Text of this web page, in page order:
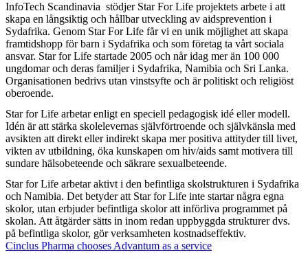
InfoTech Scandinavia stödjer Star For Life projektets arbete i att
skapa en långsiktig och hållbar utveckling av aidsprevention i
Sydafrika. Genom Star For Life får vi en unik möjlighet att skapa
framtidshopp för barn i Sydafrika och som företag ta vårt sociala
ansvar. Star for Life startade 2005 och når idag mer än 100 000
ungdomar och deras familjer i Sydafrika, Namibia och Sri Lanka.
Organisationen bedrivs utan vinstsyfte och är politiskt och religiöst
oberoende.
Star for Life arbetar enligt en speciell pedagogisk idé eller modell.
Idén är att stärka skolelevernas självförtroende och självkänsla med
avsikten att direkt eller indirekt skapa mer positiva attityder till livet,
vikten av utbildning, öka kunskapen om hiv/aids samt motivera till
sundare hälsobeteende och säkrare sexualbeteende.
Star for Life arbetar aktivt i den befintliga skolstrukturen i Sydafrika
och Namibia. Det betyder att Star for Life inte startar några egna
skolor, utan erbjuder befintliga skolor att införliva programmet på
skolan. Att åtgärder sätts in inom redan uppbyggda strukturer dvs.
på befintliga skolor, gör verksamheten kostnadseffektiv.
Cinclus Pharma chooses Advantum as a service